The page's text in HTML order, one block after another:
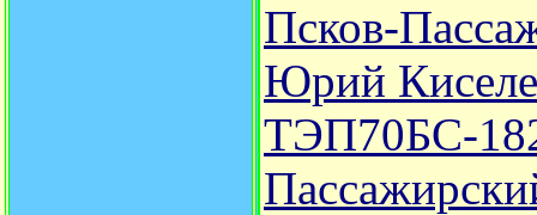
Псков-
Юрий
ТЭП70БС-